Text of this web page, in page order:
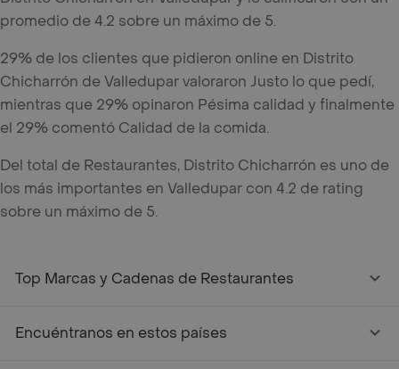
promedio de 4.2 sobre un máximo de 5.
29% de los clientes que pidieron online en Distrito
Chicharrón de Valledupar valoraron Justo lo que pedí,
mientras que 29% opinaron Pésima calidad y finalmente
el 29% comentó Calidad de la comida.
Del total de Restaurantes, Distrito Chicharrón es uno de
los más importantes en Valledupar con 4.2 de rating
sobre un máximo de 5.
Top Marcas y Cadenas de Restaurantes
Encuéntranos en estos países